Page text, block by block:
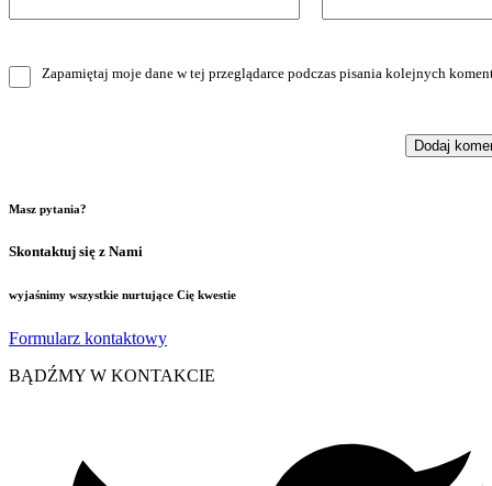
Zapamiętaj moje dane w tej przeglądarce podczas pisania kolejnych
Masz pytania?
Skontaktuj się z Nami
wyjaśnimy wszystkie nurtujące Cię kwestie
Formularz kontaktowy
BĄDŹMY W KONTAKCIE